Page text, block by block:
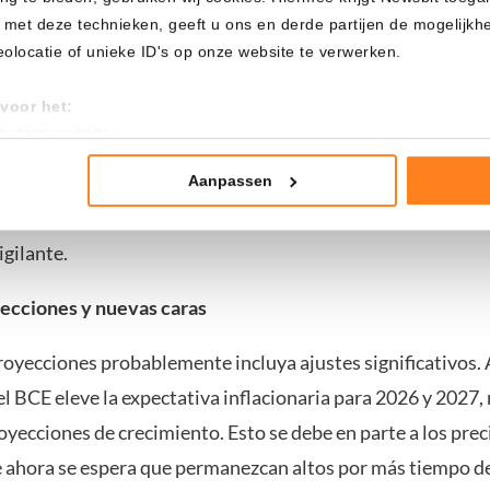
deze technieken, geeft u ons en derde partijen de
of unieke ID's op onze website te verwerken.
het:
te geven om deze technieken te gebruiken voor
het maken van bezwaar tegen bedrijven die
informatie: zie onsprivacy
Aanpassen
a finales de este año es «más probable que no».
los próximos pasos. Probablemente volverá a enfatizar
Al mismo tiempo, querrá evitar que se cree la impresión
y nuevas caras
probablemente incluya ajustes significativos.
BCE eleve la expectativa inflacionaria para 2026 y
de crecimiento. Esto se debe en parte a los
se espera que permanezcan altos por más tiempo